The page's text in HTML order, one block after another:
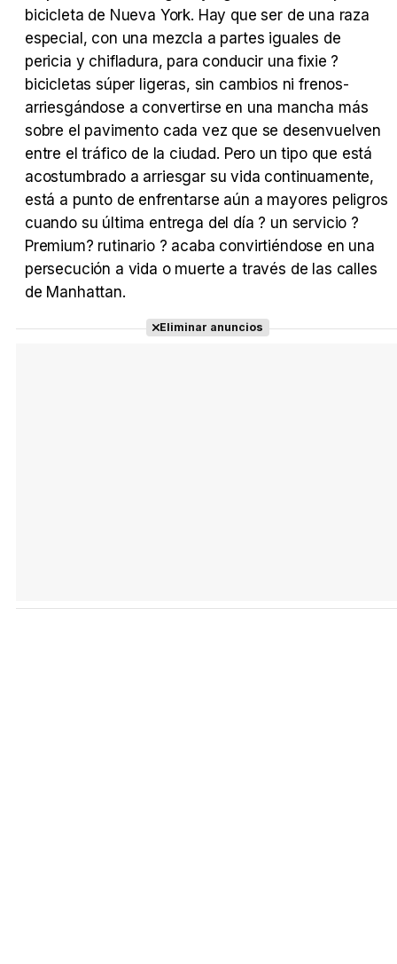
Tráiler 'Do Not Enter' (2026)
bicicleta de Nueva York. Hay que ser de una raza
especial, con una mezcla a partes iguales de
pericia y chifladura, para conducir una fixie ?
bicicletas súper ligeras, sin cambios ni frenos-
arriesgándose a convertirse en una mancha más
sobre el pavimento cada vez que se desenvuelven
entre el tráfico de la ciudad. Pero un tipo que está
acostumbrado a arriesgar su vida continuamente,
está a punto de enfrentarse aún a mayores peligros
cuando su última entrega del día ? un servicio ?
Premium? rutinario ? acaba convirtiéndose en una
persecución a vida o muerte a través de las calles
de Manhattan.
Eliminar anuncios